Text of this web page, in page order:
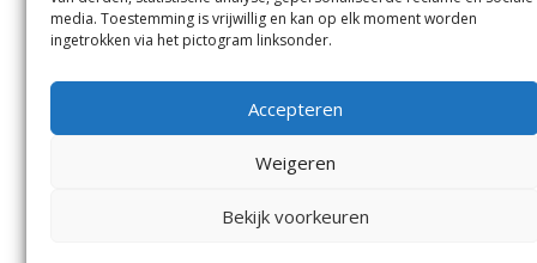
media. Toestemming is vrijwillig en kan op elk moment worden
ingetrokken via het pictogram linksonder.
Accepteren
Weigeren
Bekijk voorkeuren
Contact
Andere uitgaven
Voorwaarden
© Kennemerland Pers B.V.